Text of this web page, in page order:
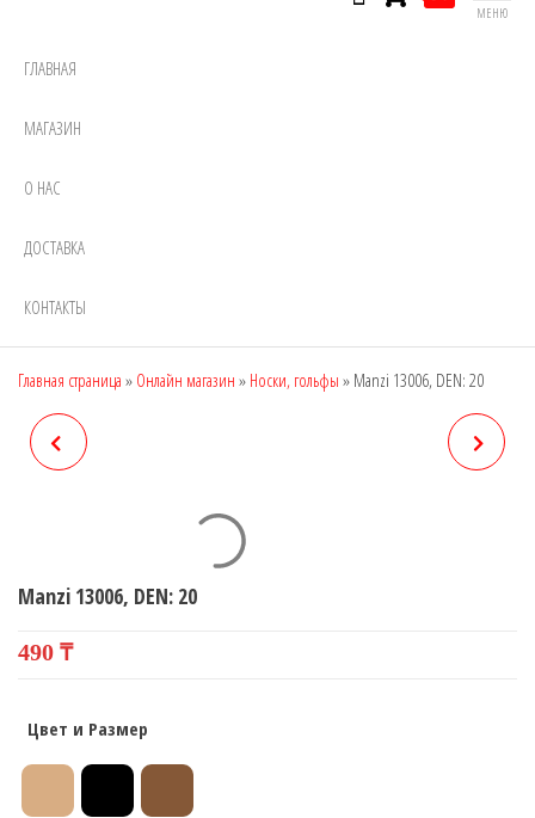
МЕНЮ
ГЛАВНАЯ
МАГАЗИН
О НАС
ДОСТАВКА
КОНТАКТЫ
Главная страница » Онлайн магазин » Носки, гольфы » Manzi 13006, DEN: 20
Manzi 13006, DEN: 20
490 ₸
Цвет и Размер